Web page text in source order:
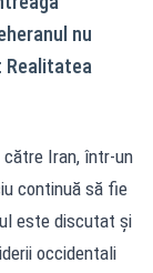
nu
Iran, într-un
continuă să fie
este discutat și
occidentali